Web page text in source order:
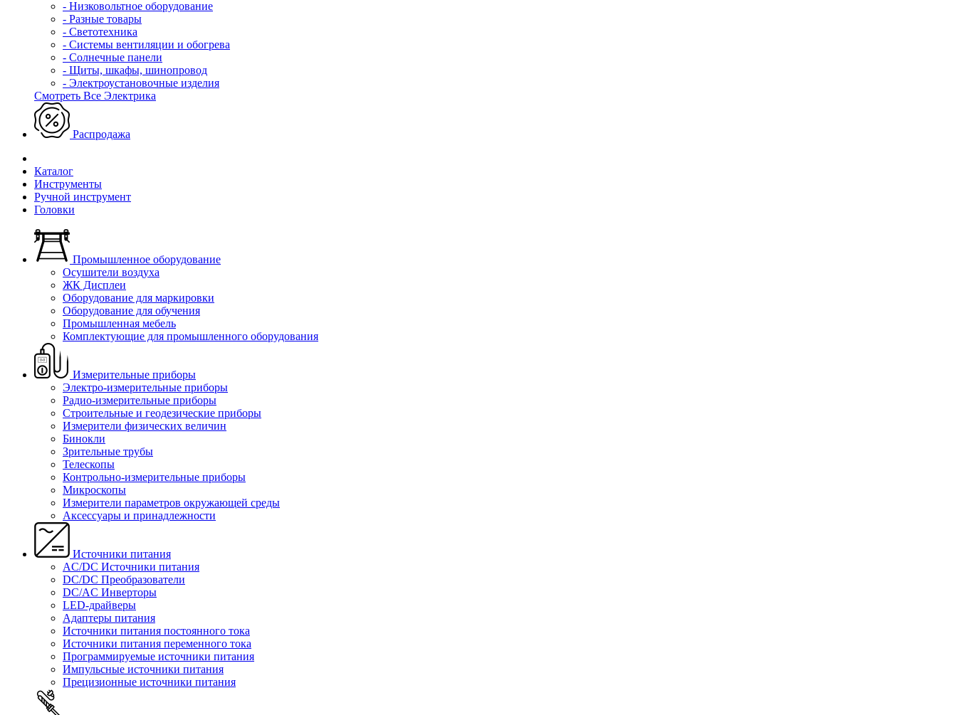
- Низковольтное оборудование
- Разные товары
- Светотехника
- Системы вентиляции и обогрева
- Солнечные панели
- Щиты, шкафы, шинопровод
- Электроустановочные изделия
Смотреть Все Электрика
Распродажа
Каталог
Инструменты
Ручной инструмент
Головки
Промышленное оборудование
Осушители воздуха
ЖК Дисплеи
Оборудование для маркировки
Оборудование для обучения
Промышленная мебель
Комплектующие для промышленного оборудования
Измерительные приборы
Электро-измерительные приборы
Радио-измерительные приборы
Строительные и геодезические приборы
Измерители физических величин
Бинокли
Зрительные трубы
Телескопы
Контрольно-измерительные приборы
Микроскопы
Измерители параметров окружающей среды
Аксессуары и принадлежности
Источники питания
AC/DC Источники питания
DC/DC Преобразователи
DC/AC Инверторы
LED-драйверы
Адаптеры питания
Источники питания постоянного тока
Источники питания переменного тока
Программируемые источники питания
Импульсные источники питания
Прецизионные источники питания